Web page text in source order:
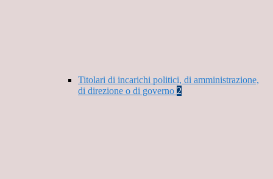
Titolari di incarichi politici, di amministrazione,
di direzione o di governo 2